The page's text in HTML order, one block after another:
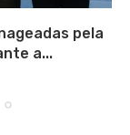
pela
a...